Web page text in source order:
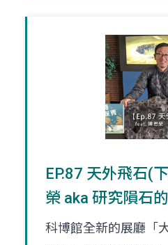
EP.87 天外飛石(
榮 aka 研究隕石
科博館全新的展廳「